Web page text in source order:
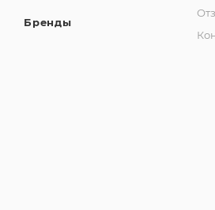
Бренды